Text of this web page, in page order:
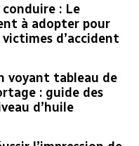
: Le
à adopter pour
d’accident
voyant tableau de
: guide des
d’huile